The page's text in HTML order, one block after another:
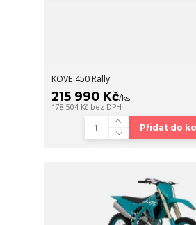
KOVE 450 Rally
215 990 Kč/ks
178 504 Kč bez DPH
Přidat do